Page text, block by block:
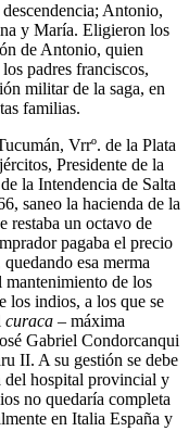
Antonio,
y María. Eligieron los
de Antonio, quien
padres franciscos,
militar de la saga, en
familias.
Vrrº. de la Plata
Presidente de la
la Intendencia de Salta
saneo la hacienda de la
restaba un octavo de
pagaba el precio
esa merma
mantenimiento de los
los indios, a los que se
curaca – máxima
Gabriel Condorcanqui
II. A su gestión se debe
del hospital provincial y
no quedaría completa
en Italia España y